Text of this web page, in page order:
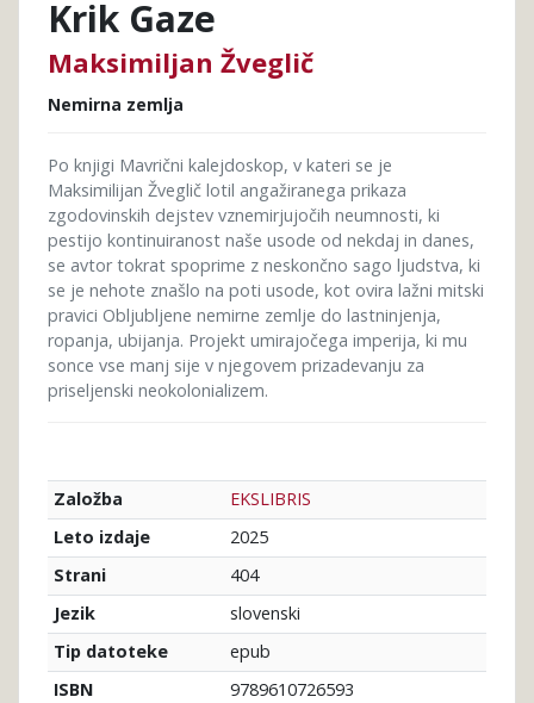
Krik Gaze
Maksimiljan Žveglič
Nemirna zemlja
Po knjigi Mavrični kalejdoskop, v kateri se je
Maksimilijan Žveglič lotil angažiranega prikaza
zgodovinskih dejstev vznemirjujočih neumnosti, ki
pestijo kontinuiranost naše usode od nekdaj in danes,
se avtor tokrat spoprime z neskončno sago ljudstva, ki
se je nehote znašlo na poti usode, kot ovira lažni mitski
pravici Obljubljene nemirne zemlje do lastninjenja,
ropanja, ubijanja. Projekt umirajočega imperija, ki mu
sonce vse manj sije v njegovem prizadevanju za
priseljenski neokolonializem.
Založba
EKSLIBRIS
Leto izdaje
2025
Strani
404
Jezik
slovenski
Tip datoteke
epub
ISBN
9789610726593